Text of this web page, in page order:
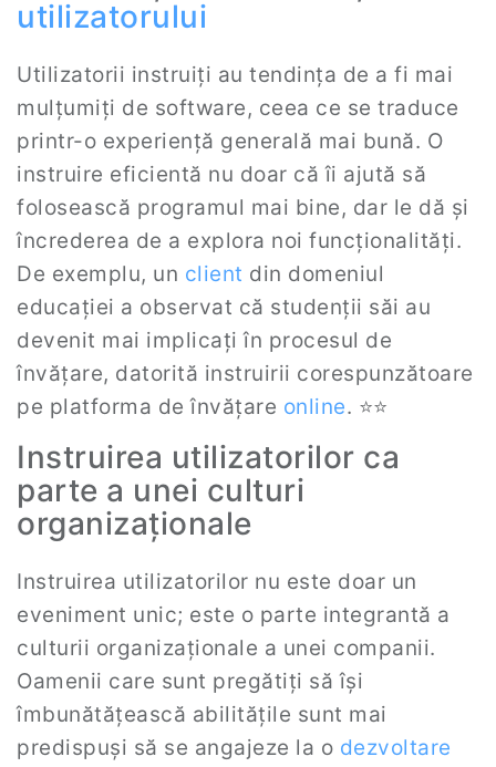
utilizatorului
Utilizatorii instruiți au tendința de a fi mai
mulțumiți de software, ceea ce se traduce
printr-o experiență generală mai bună. O
instruire eficientă nu doar că îi ajută să
folosească programul mai bine, dar le dă și
încrederea de a explora noi funcționalități.
De exemplu, un client din domeniul
educației a observat că studenții săi au
devenit mai implicați în procesul de
învățare, datorită instruirii corespunzătoare
pe platforma de învățare online. ⭐‍⭐
Instruirea utilizatorilor ca
parte a unei culturi
organizaționale
Instruirea utilizatorilor nu este doar un
eveniment unic; este o parte integrantă a
culturii organizaționale a unei companii.
Oamenii care sunt pregătiți să își
îmbunătățească abilitățile sunt mai
predispuși să se angajeze la o dezvoltare